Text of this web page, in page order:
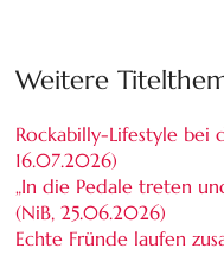
Weitere
Rockabilly-Lifestyle bei
16.07.2026)
„In die Pedale treten
(NiB,25.06.2026)
Echte Fründe laufen